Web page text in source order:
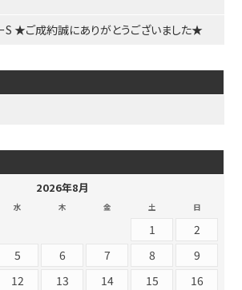
S ★ご成約誠にありがとうございました★
2026年8月
水 木 金 土 日
1
2
5 6 7 8
9
12 13 14 15
16